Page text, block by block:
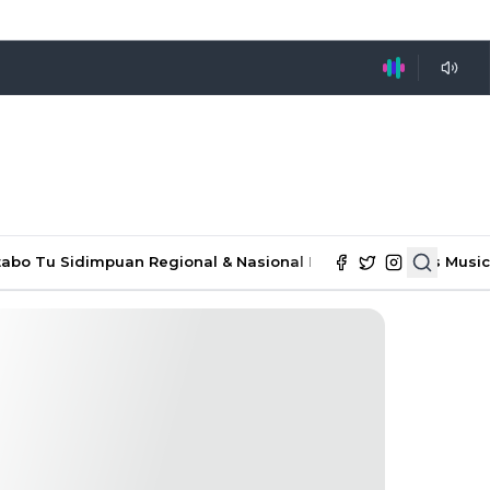
Tu Sidimpuan Regional & Nasional Ekonomi & Bisnis Music